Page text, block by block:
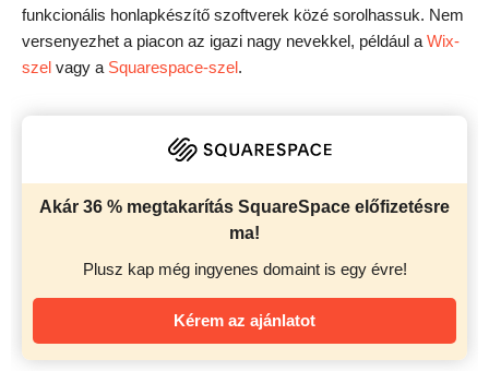
funkcionális honlapkészítő szoftverek közé sorolhassuk. Nem
versenyezhet a piacon az igazi nagy nevekkel, például a Wix-
szel vagy a Squarespace-szel.
Akár 36 % megtakarítás SquareSpace előfizetésre
ma!
Plusz kap még ingyenes domaint is egy évre!
Kérem az ajánlatot